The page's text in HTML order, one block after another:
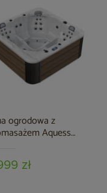
ogrodowa z
Aquess
zł